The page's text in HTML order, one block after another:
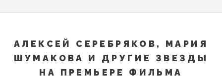
АЛЕКСЕЙ СЕРЕБРЯКОВ, МАРИЯ
ШУМАКОВА И ДРУГИЕ ЗВЕЗДЫ
НА ПРЕМЬЕРЕ ФИЛЬМА